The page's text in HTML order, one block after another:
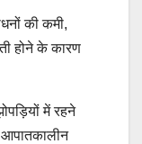
की कमी,
होने के कारण
में रहने
आपातकालीन